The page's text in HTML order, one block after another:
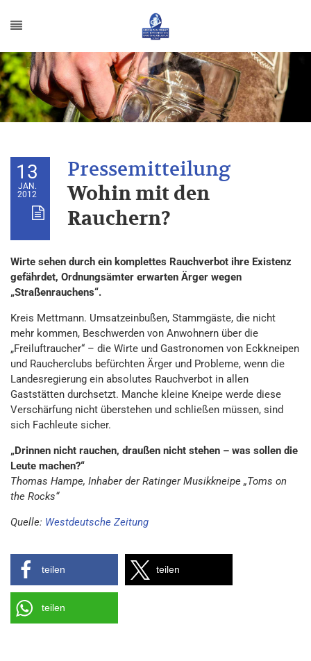
13
JAN.
2012
Wohin mit den
Rauchern?
Wirte sehen durch ein komplettes Rauchverbot ihre Existenz
gefährdet, Ordnungsämter erwarten Ärger wegen
„Straßenrauchens“.
Kreis Mettmann. Umsatzeinbußen, Stammgäste, die nicht
mehr kommen, Beschwerden von Anwohnern über die
„Freiluftraucher“ – die Wirte und Gastronomen von Eckkneipen
und Raucherclubs befürchten Ärger und Probleme, wenn die
Landesregierung ein absolutes Rauchverbot in allen
Gaststätten durchsetzt. Manche kleine Kneipe werde diese
Verschärfung nicht überstehen und schließen müssen, sind
sich Fachleute sicher.
„Drinnen nicht rauchen, draußen nicht stehen – was sollen die
Leute machen?“
Thomas Hampe, Inhaber der Ratinger Musikkneipe „Toms on
the Rocks“
Quelle: Westdeutsche Zeitung
teilen teilen
teilen